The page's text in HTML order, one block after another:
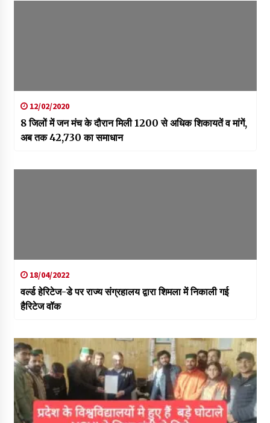
12/02/2020
8 जिलों में जन मंच के दौरान मिली 1200 से अधिक शिकायतें व मांगें,
अब तक 42,730 का समाधान
18/04/2022
वर्ल्ड हेरिटेज-डे पर राज्य संग्रहालय द्वारा शिमला में निकाली गई
हैरिटेज वॉक